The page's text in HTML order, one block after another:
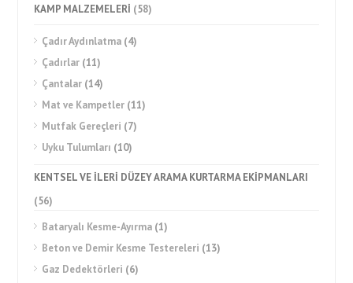
KAMP MALZEMELERİ (58)
Çadır Aydınlatma (4)
Çadırlar (11)
Çantalar (14)
Mat ve Kampetler (11)
Mutfak Gereçleri (7)
Uyku Tulumları (10)
KENTSEL VE İLERİ DÜZEY ARAMA KURTARMA EKİPMANLARI
(56)
Bataryalı Kesme-Ayırma (1)
Beton ve Demir Kesme Testereleri (13)
Gaz Dedektörleri (6)